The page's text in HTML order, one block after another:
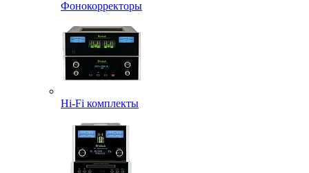
Фонокорректоры
Hi-Fi комплекты